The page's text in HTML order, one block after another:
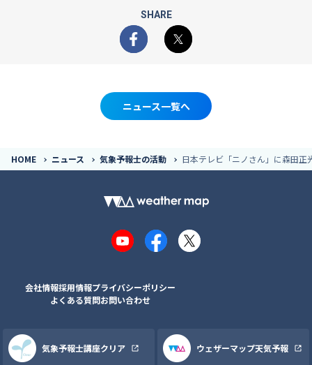
SHARE
Facebook
X
ニュース一覧へ
HOME ニュース 気象予報士の活動 日本テレビ「ニノさん」に森田
YouTubeFacebook
X
会社情報採用情報プライバシーポリシー
よくある質問お問い合わせ
気象予報士講座クリア ウェザーマップ天気予報